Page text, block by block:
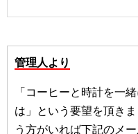
管理人より
「コーヒーと時計を一
は」という要望を頂き
う方がいれば下記のメ